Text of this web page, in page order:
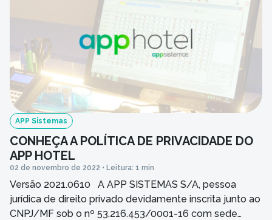
SISTEMAS COMÉRCIO […]
APP Sistemas
CONHEÇA A POLÍTICA DE PRIVACIDADE DO
APP HOTEL
02 de novembro de 2022 • Leitura: 1 min
Versão 2021.0610 A APP SISTEMAS S/A, pessoa
jurídica de direito privado devidamente inscrita junto ao
CNPJ/MF sob o nº 53.216.453/0001-16 com sede